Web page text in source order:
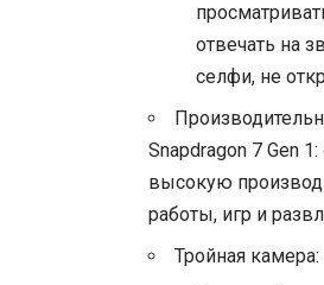
отвечать на
селфи, не
Snapdragon 7 Gen
высокую
работы, игр и
Тройная камера: